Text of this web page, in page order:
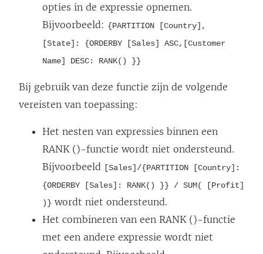
opties in de expressie opnemen.
Bijvoorbeeld: {PARTITION [Country],
[State]: {ORDERBY [Sales] ASC,[Customer
Name] DESC: RANK() }}
Bij gebruik van deze functie zijn de volgende
vereisten van toepassing:
Het nesten van expressies binnen een
RANK ()-functie wordt niet ondersteund.
Bijvoorbeeld
[Sales]/{PARTITION [Country]:
{ORDERBY [Sales]: RANK() }} / SUM( [Profit]
)} wordt niet ondersteund.
Het combineren van een RANK ()-functie
met een andere expressie wordt niet